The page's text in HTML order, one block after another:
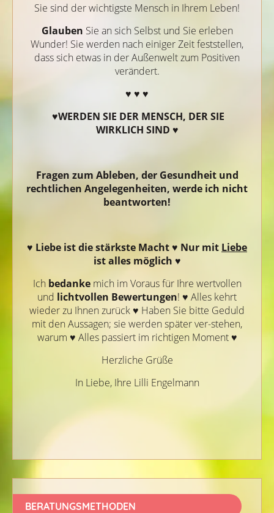
Sie sind der wichtigste Mensch in Ihrem Leben!
Glauben Sie an sich Selbst und Sie erleben
Wunder! Sie werden nach einiger Zeit feststellen,
dass sich etwas in der Außenwelt zum Positiven
verändert.
♥ ♥ ♥
♥WERDEN SIE DER MENSCH, DER SIE
WIRKLICH SIND ♥
Fragen zum Ableben, der Gesundheit und
rechtlichen Angelegenheiten, werde ich nicht
beantworten!
♥ Liebe ist die stärkste Macht♥ Nur mit Liebe
ist alles möglich ♥
Ich bedankemich im Voraus für Ihre wertvollen
und lichtvollen Bewertungen! ♥ Alles kehrt
wieder zu Ihnen zurück ♥ Haben Sie bitte Geduld
mit den Aussagen; sie werden später ver-stehen,
warum ♥ Alles passiert im richtigen Moment ♥
Herzliche Grüße
In Liebe, Ihre Lilli Engelmann
BERATUNGSMETHODEN